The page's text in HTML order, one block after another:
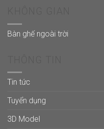
Bàn ghế ngoài trời
Tin tức
Tuyển dụng
3D Model